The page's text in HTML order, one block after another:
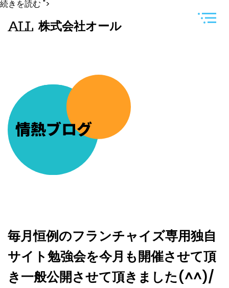
続きを読む 毎
恒
例
イ
自
サ
会
さ
せ
て
頂
き
一
般
">
株式会社オール
情熱ブログ
毎月恒例のフランチャイズ専用独自
サイト勉強会を今月も開催させて頂
き一般公開させて頂きました(^^)/